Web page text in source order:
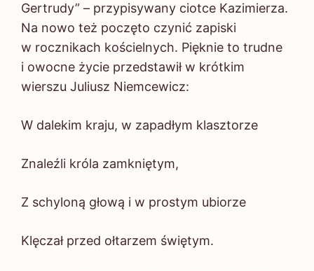
Gertrudy” – przypisywany ciotce Kazimierza.
Na nowo też poczęto czynić zapiski
w rocznikach kościelnych. Pięknie to trudne
i owocne życie przedstawił w krótkim
wierszu Juliusz Niemcewicz:
W dalekim kraju, w zapadłym klasztorze
Znaleźli króla zamkniętym,
Z schyloną głową i w prostym ubiorze
Klęczał przed ołtarzem świętym.